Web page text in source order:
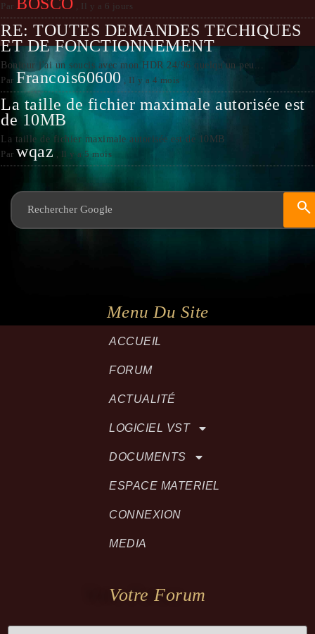
Par Il y a 6 jours
RE: TOUTES DEMANDES TECHIQUES
ET DE FONCTIONNEMENT
Bonjour j'ai un soucis avec mon HDR 24/96 quelqu'un peu...
Par Francois60600 Il y a 4 mois
La taille de fichier maximale autorisée est
de 10MB
La taille de fichier maximale autorisée est de 10MB
Par wqaz Il y a 5 mois
Menu Du Site
ACCUEIL
FORUM
ACTUALITÉ
LOGICIEL VST
DOCUMENTS
ESPACE MATERIEL
CONNEXION
MEDIA
Votre Forum